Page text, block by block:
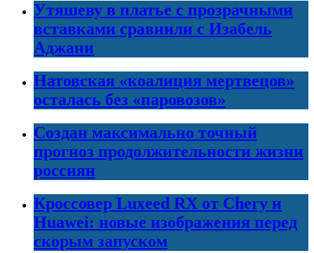
Утяшеву в платье с прозрачными
вставками сравнили с Изабель
Аджани
Натовская «коалиция мертвецов»
осталась без «паровозов»
Создан максимально точный
прогноз продолжительности жизни
россиян
Кроссовер Luxeed RX от Chery и
Huawei: новые изображения перед
скорым запуском